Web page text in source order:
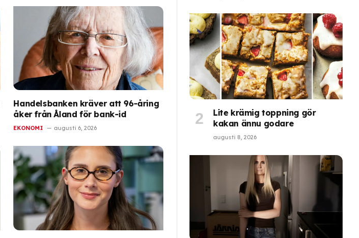
Handelsbanken kräver att 96-åring
åker från Åland för bank-id
EKONOMI augusti 6, 2026
Lite krämig toppning gör
kakan ännu godare
augusti 8, 2026